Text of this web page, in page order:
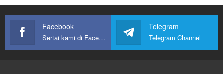
Facebook
Sertai kami di Facebook
Telegram
Telegram Channel